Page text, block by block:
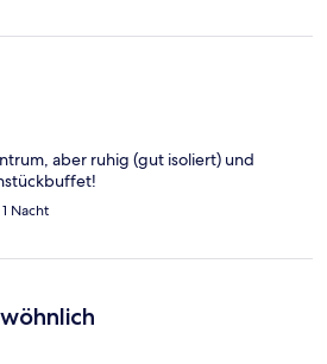
aber ruhig (gut isoliert) und
Nacht